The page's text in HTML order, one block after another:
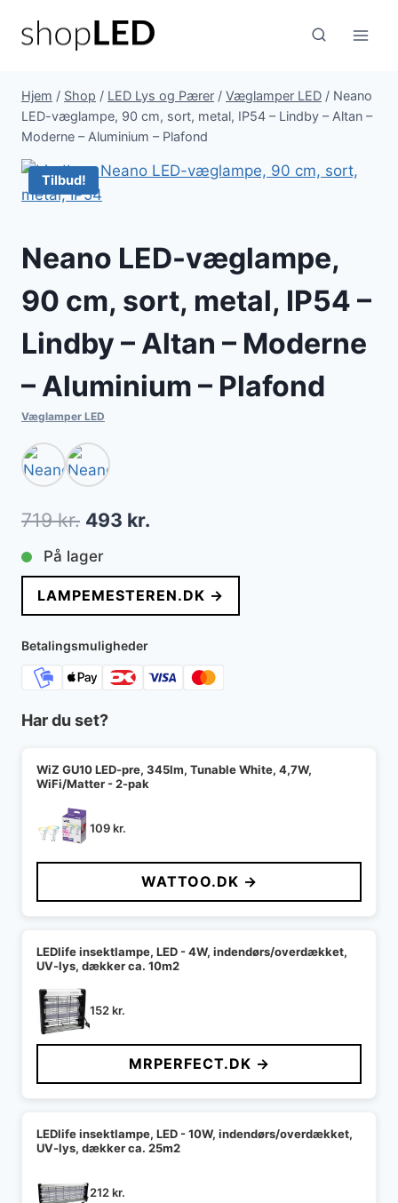
Hjem / Shop / LED Lys og Pærer / Væglamper LED / Neano
LED-væglampe, 90 cm, sort, metal, IP54 – Lindby – Altan –
Moderne – Aluminium – Plafond
Tilbud!
Neano LED-væglampe,
90 cm, sort, metal, IP54 –
Lindby – Altan – Moderne
– Aluminium – Plafond
Væglamper LED
719kr. Den
oprindelige
pris
var:
719 kr..
493 kr.
pris
er:
På lager
LAMPEMESTEREN.DK →
Betalingsmuligheder
Har du set?
WiZ GU10 LED-pre, 345lm, Tunable White, 4,7W,
WiFi/Matter - 2-pak
109kr.
WATTOO.DK →
LEDlife insektlampe, LED - 4W, indendørs/overdækket,
UV-lys, dækker ca. 10m2
152kr.
MRPERFECT.DK →
LEDlife insektlampe, LED - 10W, indendørs/overdækket,
UV-lys, dækker ca. 25m2
212kr.